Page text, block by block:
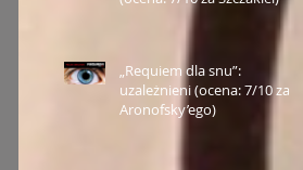
„Requiem dla snu”:
uzależnieni (ocena: 7/10 za
Aronofsky’ego)